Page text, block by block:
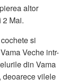
altor
2 Mai.
si
Veche intr-
din Vama
deoarece vilele